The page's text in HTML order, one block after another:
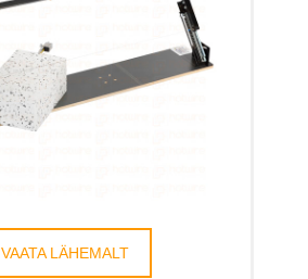
VAATA LÄHEMALT